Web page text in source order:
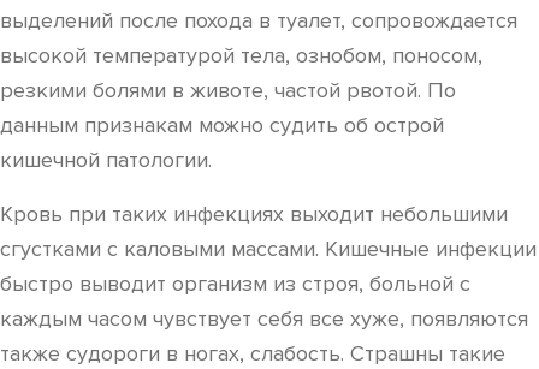
выделений после похода в туалет, сопровождается
высокой температурой тела, ознобом, поносом,
резкими болями в животе, частой рвотой. По
данным признакам можно судить об острой
кишечной патологии.
Кровь при таких инфекциях выходит небольшими
сгустками с каловыми массами. Кишечные инфекции
быстро выводит организм из строя, больной с
каждым часом чувствует себя все хуже, появляются
также судороги в ногах, слабость. Страшны такие